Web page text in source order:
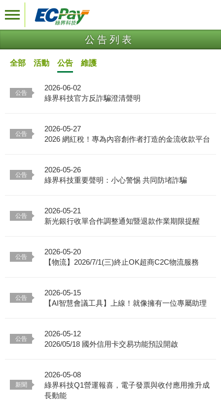
公告列表
全部 活動 公告 維護
2026-06-02
綠界科技官方反詐騙澄清聲明
2026-05-27
2026 網紅稅！專為內容創作者打造的金流收款平台
2026-05-26
綠界科技重要聲明：小心警惕 共同防堵詐騙
2026-05-21
新光銀行收單合作調整通知暨退款作業期限提醒
2026-05-20
【物流】2026/7/1(三)終止OK超商C2C物流服務
2026-05-15
【AI智慧會議工具】上線！就像擁有一位專屬助理
2026-05-12
2026/05/18 國外信用卡交易功能預設開啟
2026-05-08
綠界科技Q1營運報喜，電子發票與收付應用推升成
長動能